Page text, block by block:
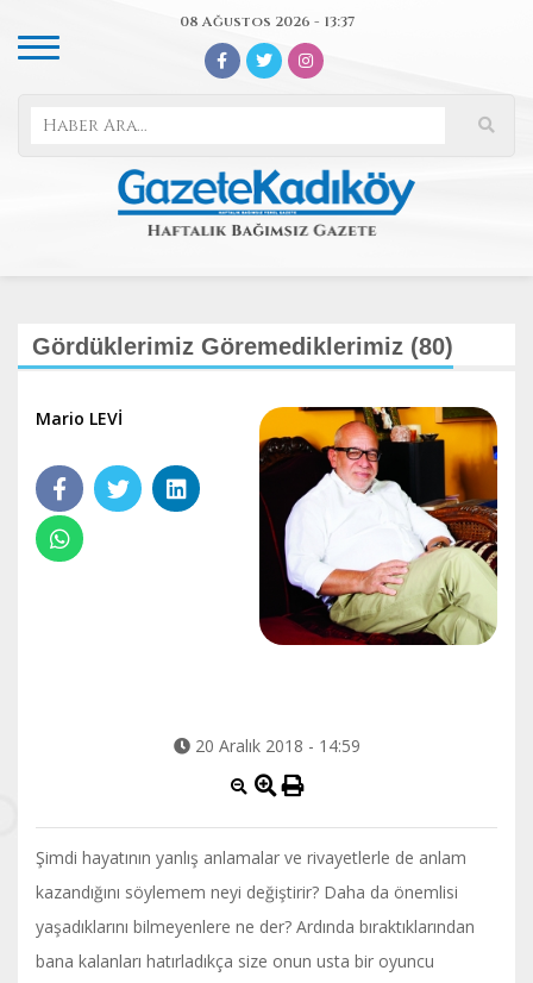
08 Ağustos 2026 - 13:37
Gördüklerimiz Göremediklerimiz (80)
Mario LEVİ
20 Aralık 2018 - 14:59
Şimdi hayatının yanlış anlamalar ve rivayetlerle de anlam
kazandığını söylemem neyi değiştirir? Daha da önemlisi
yaşadıklarını bilmeyenlere ne der? Ardında bıraktıklarından
bana kalanları hatırladıkça size onun usta bir oyuncu